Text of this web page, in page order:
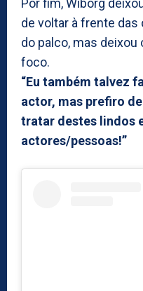
Por fim, Wiborg
de voltar à frente
do palco, mas deixou
foco.
“Eu também talvez
actor, mas prefiro
tratar destes lindos
actores/pessoas!”